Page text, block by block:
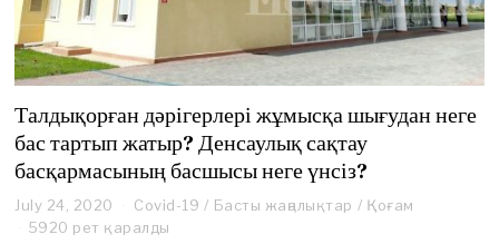
Талдықорған дәрігерлері жұмысқа шығудан неге
бас тартып жатыр? Денсаулық сақтау
басқармасының басшысы неге үнсіз?
July 24, 2020
u
Covid-19 / Басты жаңалықтар / Қоғам
5920 рет қаралды